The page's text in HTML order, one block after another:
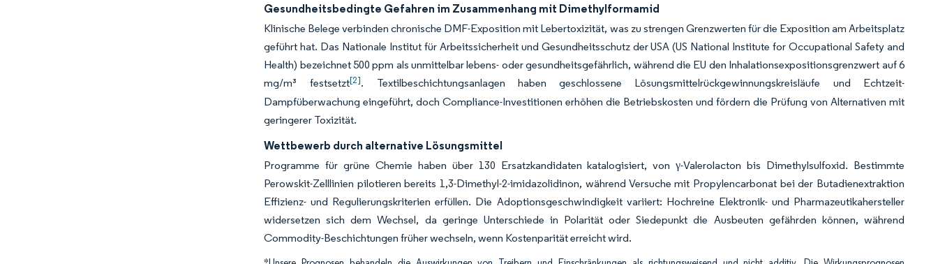
Gesundheitsbedingte Gefahren im Zusammenhang mit Dimethylformamid
Klinische Belege verbinden chronische DMF-Exposition mit Lebertoxizität, was zu strengen Grenzwerten für die Exposition am Arbeitsplatz
geführt hat. Das Nationale Institut für Arbeitssicherheit und Gesundheitsschutz der USA (US National Institute for Occupational Safety and
Health) bezeichnet 500 ppm als unmittelbar lebens- oder gesundheitsgefährlich, während die EU den Inhalationsexpositionsgrenzwert auf 6
mg/m³ festsetzt[2]. Textilbeschichtungsanlagen haben geschlossene Lösungsmittelrückgewinnungskreisläufe und Echtzeit-
Dampfüberwachung eingeführt, doch Compliance-Investitionen erhöhen die Betriebskosten und fördern die Prüfung von Alternativen mit
geringerer Toxizität.
Wettbewerb durch alternative Lösungsmittel
Programme für grüne Chemie haben über 130 Ersatzkandidaten katalogisiert, von γ-Valerolacton bis Dimethylsulfoxid. Bestimmte
Perowskit-Zelllinien pilotieren bereits 1,3-Dimethyl-2-imidazolidinon, während Versuche mit Propylencarbonat bei der Butadienextraktion
Effizienz- und Regulierungskriterien erfüllen. Die Adoptionsgeschwindigkeit variiert: Hochreine Elektronik- und Pharmazeutikahersteller
widersetzen sich dem Wechsel, da geringe Unterschiede in Polarität oder Siedepunkt die Ausbeuten gefährden können, während
Commodity-Beschichtungen früher wechseln, wenn Kostenparität erreicht wird.